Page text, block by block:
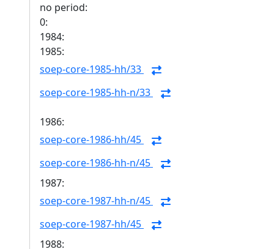
no period:
0:
1984:
1985:
soep-core-1985-hh/33
soep-core-1985-hh-n/33
1986:
soep-core-1986-hh/45
soep-core-1986-hh-n/45
1987:
soep-core-1987-hh-n/45
soep-core-1987-hh/45
1988: